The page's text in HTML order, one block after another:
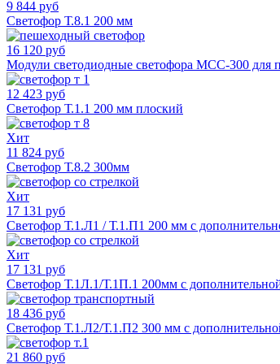
9 844 руб
Светофор Т.8.1 200 мм
16 120 руб
Модули светодиодные светофора МСС-300 для
12 423 руб
Светофор Т.1.1 200 мм плоский
Хит
11 824 руб
Светофор Т.8.2 300мм
Хит
17 131 руб
Светофор Т.1.Л1 / Т.1.П1 200 мм с
Хит
17 131 руб
Светофор Т.1Л.1/Т.1П.1 200мм с
18 436 руб
Светофор Т.1.Л2/Т.1.П2 300 мм с
21 860 руб